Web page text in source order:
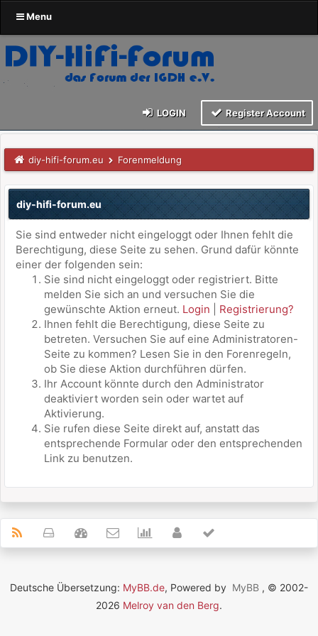
Menu
LOGIN Register Account
diy-hifi-forum.eu Forenmeldung
diy-hifi-forum.eu
Sie sind entweder nicht eingeloggt oder Ihnen fehlt die
Berechtigung, diese Seite zu sehen. Grund dafür könnte
einer der folgenden sein:
Sie sind nicht eingeloggt oder registriert. Bitte
melden Sie sich an und versuchen Sie die
gewünschte Aktion erneut. Login
Registrierung?
Ihnen fehlt die Berechtigung, diese Seite zu
betreten. Versuchen Sie auf eine Administratoren-
Seite zu kommen? Lesen Sie in den Forenregeln,
ob Sie diese Aktion durchführen dürfen.
Ihr Account könnte durch den Administrator
deaktiviert worden sein oder wartet auf
Aktivierung.
Sie rufen diese Seite direkt auf, anstatt das
entsprechende Formular oder den entsprechenden
Link zu benutzen.
Deutsche Übersetzung: MyBB.de, Powered by MyBB , © 2002-
2026 Melroy van den Berg.